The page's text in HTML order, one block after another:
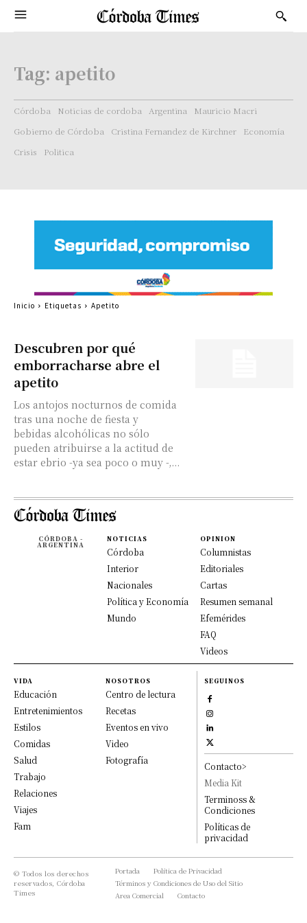
Tag: apetito
Córdoba Noticias de cordoba Argentina
Mauricio Macri
Gobierno de Córdoba
Cristina Fernandez de Kirchner
Economía
Crisis
Politica
Descubren por qué
emborracharse abre el
apetito
Los antojos nocturnos de comida
tras una noche de fiesta y
bebidas alcohólicas no sólo
pueden atribuirse a la actitud de
estar ebrio -ya sea poco o muy -,...
Inicio Etiquetas Apetito
CÓRDOBA -
ARGENTINA
NOTICIAS
Córdoba
Interior
Nacionales
Política y Economía
Mundo
OPINION
Columnistas
Editoriales
Cartas
Resumen semanal
Efemérides
FAQ
Videos
VIDA
Educación
Entretenimientos
Estilos
Comidas
Salud
Trabajo
Relaciones
Viajes
Fam
NOSOTROS
Centro de lectura
Recetas
Eventos en vivo
Video
Fotografía
SEGUINOS
Contacto>
Media Kit
Terminoss &
Condiciones
Políticas de
privacidad
© Todos los derechos
reservados, Córdoba
Times
Portada
Política de Privacidad
Términos y Condiciones de Uso del Sitio
Area Comercial
Contacto